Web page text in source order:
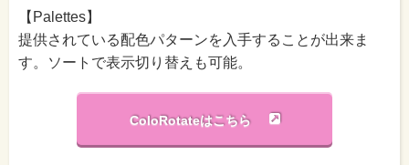
【Palettes】
提供されている配色パターンを入手することが出来ま
す。ソートで表示切り替えも可能。
ColoRotateはこちら